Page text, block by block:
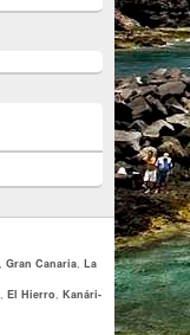
,Gran Canaria,La
, El Hierro, Kanári-